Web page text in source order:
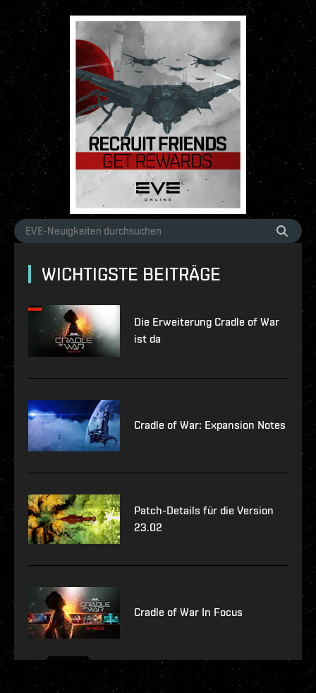
WICHTIGSTE BEITRÄGE
Die Erweiterung Cradle of War
ist da
Cradle of War: Expansion Notes
Patch-Details für die Version
23.02
Cradle of War In Focus